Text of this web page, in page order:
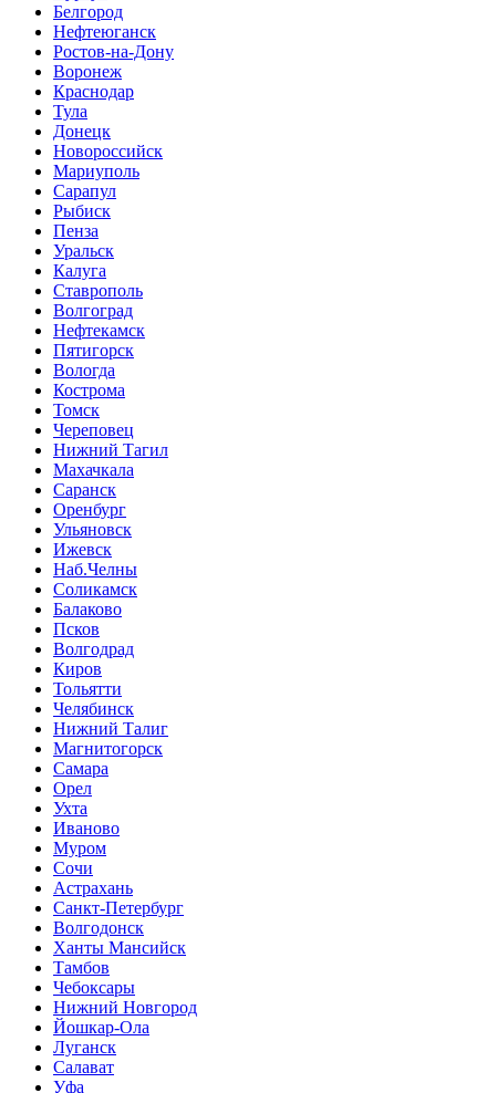
Белгород
Нефтеюганск
Ростов-на-Дону
Воронеж
Краснодар
Тула
Донецк
Новороссийск
Мариуполь
Сарапул
Рыбиск
Пенза
Уральск
Калуга
Ставрополь
Волгоград
Нефтекамск
Пятигорск
Вологда
Кострома
Томск
Череповец
Нижний Тагил
Махачкала
Саранск
Оренбург
Ульяновск
Ижевск
Наб.Челны
Соликамск
Балаково
Псков
Волгодрад
Киров
Тольятти
Челябинск
Нижний Талиг
Магнитогорск
Самара
Орел
Ухта
Иваново
Муром
Сочи
Астрахань
Санкт-Петербург
Волгодонск
Ханты Мансийск
Тамбов
Чебоксары
Нижний Новгород
Йошкар-Ола
Луганск
Салават
Уфа